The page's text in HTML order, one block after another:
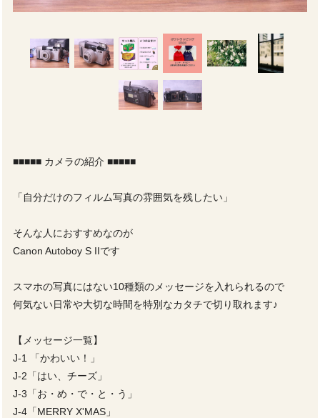
■■■■■ カメラの紹介 ■■■■■
「自分だけのフィルム写真の雰囲気を残したい」
そんな人におすすめなのが
Canon Autoboy S IIです
スマホの写真にはない10種類のメッセージを入れられるので
何気ない日常や大切な時間を特別なカタチで切り取れます♪
【メッセージ一覧】
J-1 「かわいい！」
J-2「はい、チーズ」
J-3「お・め・で・と・う」
J-4「MERRY X'MAS」